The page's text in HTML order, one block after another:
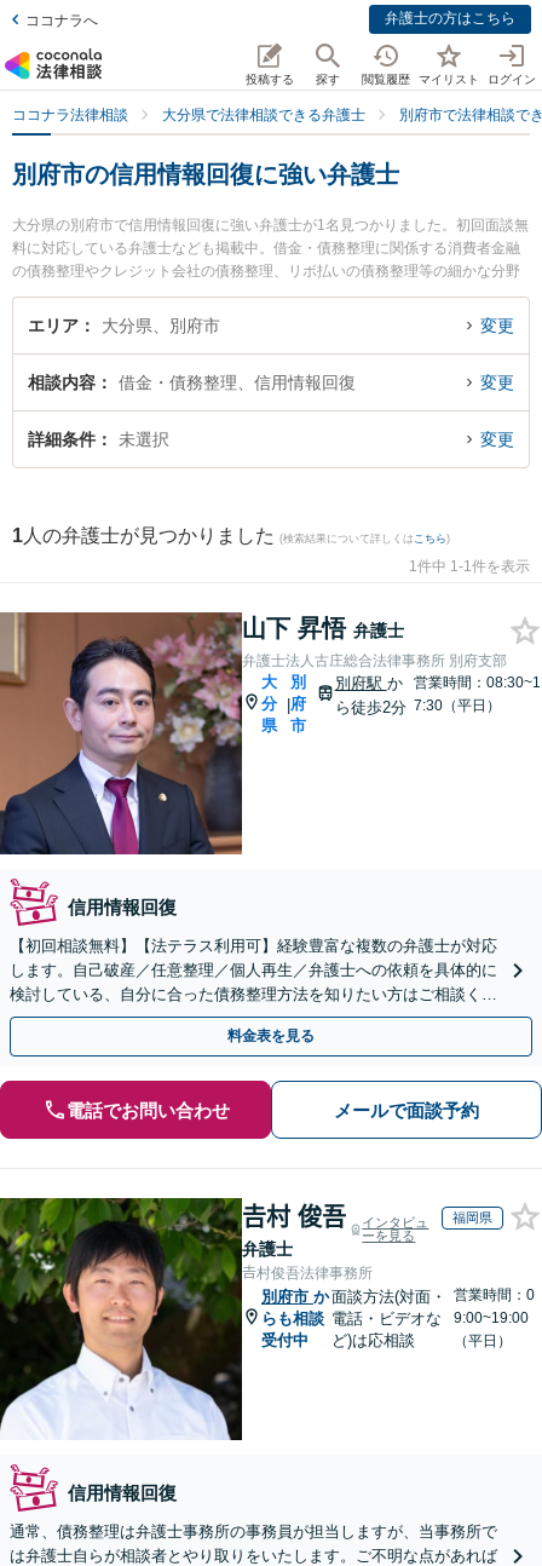
ココナラへ 弁護士の方はこちら
投稿する 探す 閲覧履歴 マイリスト ログイン
ココナラ法律相談 大分県で法律相談できる弁護士 別府市で法律相談で
別府市の信用情報回復に強い弁護士
大分県の別府市で信用情報回復に強い弁護士が1名見つかりました。初回面談無
料に対応している弁護士なども掲載中。借金・債務整理に関係する消費者金融
の債務整理やクレジット会社の債務整理、リボ払いの債務整理等の細かな分野
での絞り込み検索もでき便利です。特に弁護士法人古庄総合法律事務所 別府支
部の山下 昇悟弁護士のプロフィール情報や弁護士費用、強みなどが注目されて
士を検索したい』『初回相談無料で信用情報回復を法律相談できる別府市内の
弁護士に相談予約したい』などでお困りの相談者さんにおすすめです。
エリア 大分県、別府市 変更
相談内容 借金・債務整理、信用情報回復 変更
詳細条件 未選択 変更
1 人の弁護士が見つかりました (検索結果について詳しくは こちら)
1件中 1-1件を表示
山下 昇悟 弁護士
弁護士法人古庄総合法律事務所 別府支部
大
分
県
|
別
府
市
別府駅 か
ら徒歩2分
営業時間：08:30~1
7:30（平日）
信用情報回復
【初回相談無料】【法テラス利用可】経験豊富な複数の弁護士が対応
します。自己破産／任意整理／個人再生／弁護士への依頼を具体的に
検討している、自分に合った債務整理方法を知りたい方はご相談くだ
さい。法人の借金問題も対応します。
料金表を見る
電話でお問い合わせ メールで面談予約
𠮷村 俊吾
弁護士
インタビュ
ーを見る
福岡県
𠮷村俊吾法律事務所
別府市 か
らも相談
受付中
面談方法(対面・
電話・ビデオな
ど)は応相談
営業時間：0
9:00~19:00
（平日）
信用情報回復
通常、債務整理は弁護士事務所の事務員が担当しますが、当事務所で
は弁護士自らが相談者とやり取りをいたします。ご不明な点があれば